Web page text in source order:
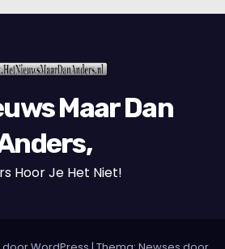
Maar Dan
Hoor Je Het Niet!